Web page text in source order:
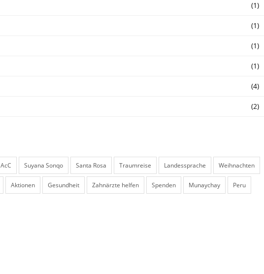
(1)
(1)
(1)
(1)
(4)
(2)
AcC Suyana Sonqo Santa Rosa Traumreise Landessprache Weihnachten
Aktionen Gesundheit Zahnärzte helfen Spenden Munaychay Peru